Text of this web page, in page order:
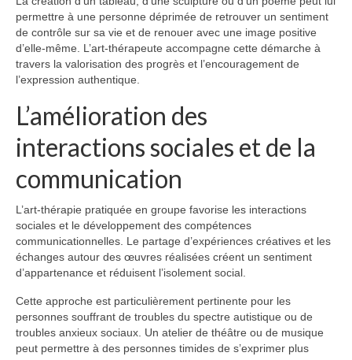
permettre à une personne déprimée de retrouver un sentiment
de contrôle sur sa vie et de renouer avec une image positive
d’elle-même. L’art-thérapeute accompagne cette démarche à
travers la valorisation des progrès et l’encouragement de
l’expression authentique.
L’amélioration des
interactions sociales et de la
communication
L’art-thérapie pratiquée en groupe favorise les interactions
sociales et le développement des compétences
communicationnelles. Le partage d’expériences créatives et les
échanges autour des œuvres réalisées créent un sentiment
d’appartenance et réduisent l’isolement social.
Cette approche est particulièrement pertinente pour les
personnes souffrant de troubles du spectre autistique ou de
troubles anxieux sociaux. Un atelier de théâtre ou de musique
peut permettre à des personnes timides de s’exprimer plus